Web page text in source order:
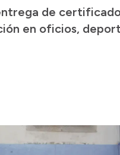
de
en oficios,